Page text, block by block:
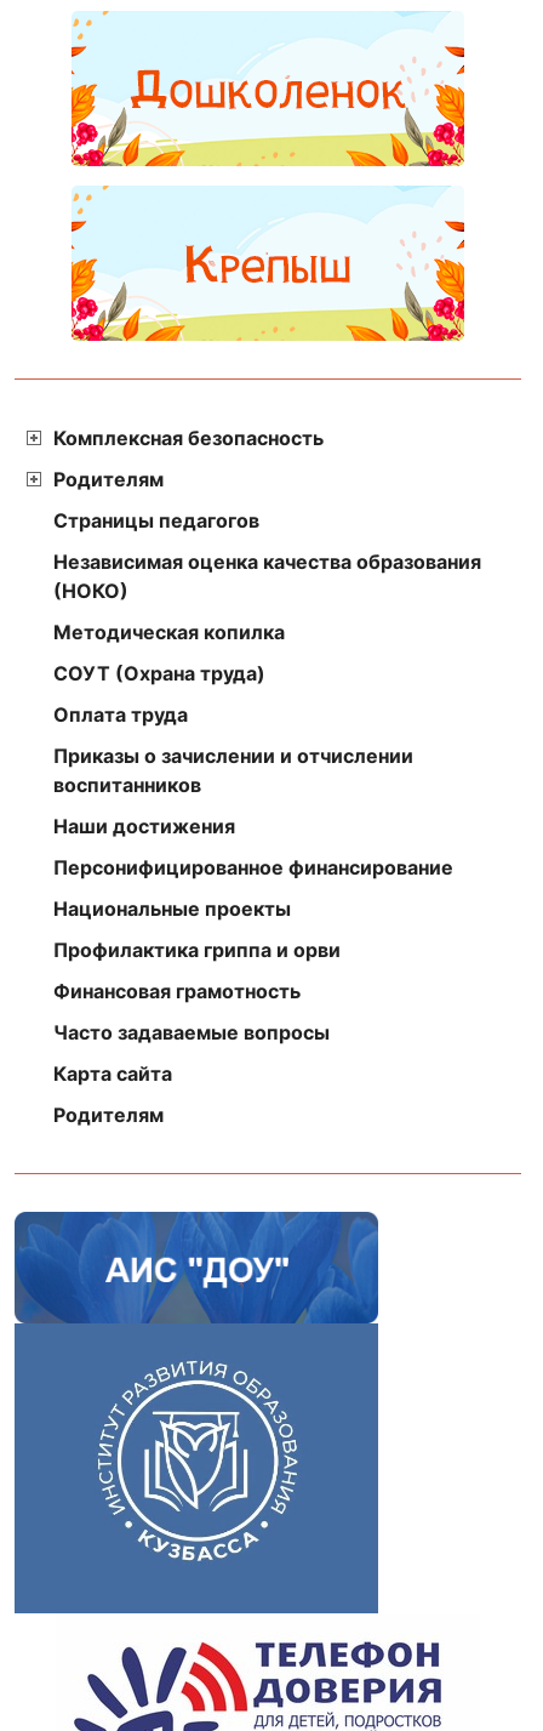
Комплексная безопасность
Родителям
Страницы педагогов
Независимая оценка качества образования
(НОКО)
Методическая копилка
СОУТ (Охрана труда)
Оплата труда
Приказы о зачислении и отчислении
воспитанников
Наши достижения
Персонифицированное финансирование
Национальные проекты
Профилактика гриппа и орви
Финансовая грамотность
Часто задаваемые вопросы
Карта сайта
Родителям